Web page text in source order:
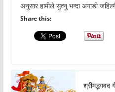
अनुसार हामीले सुत्नु भन्दा अगाडी
Share this:
श्रीमद्भगवद